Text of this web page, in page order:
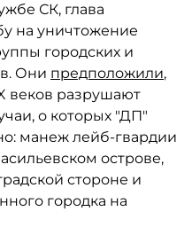
СК, глава
на уничтожение
городских и
Они предположили,
веков разрушают
о которых "ДП"
манеж лейб-гвардии
острове,
стороне и
городка на